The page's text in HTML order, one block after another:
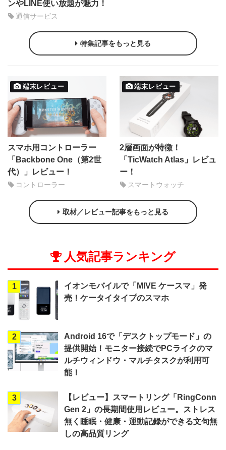
ンやLINE使い放題が魅力！
通信サービス
特集記事をもっと見る
端末レビュー
スマホ用コントローラー
「Backbone One（第2世
代）」レビュー！
コントローラー
端末レビュー
2層画面が特徴！
「TicWatch Atlas」レビュ
ー！
スマートウォッチ
取材／レビュー記事をもっと見る
人気記事ランキング
1
イオンモバイルで「MIVE ケースマ」発
売！ケータイタイプのスマホ
2
Android 16で「デスクトップモード」の
提供開始！モニター接続でPCライクのマ
ルチウィンドウ・マルチタスクが利用可
能！
3
【レビュー】スマートリング「RingConn
Gen 2」の長期間使用レビュー。ストレス
無く睡眠・健康・運動記録ができる文句無
しの高品質リング